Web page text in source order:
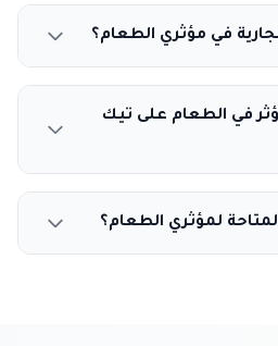
في مؤثري الطعام؟
في الطعام على تيك
لمؤثري الطعام؟